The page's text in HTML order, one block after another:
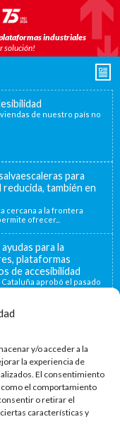
y/o acceder a la
la experiencia de
El consentimiento
el comportamiento
o retirar el
características y
industriales
solución!
de nuestro país no
para
también en
cercana a la frontera
ofrecer...
para la
plataformas
de accesibilidad
aprobó el pasado
es una prioridad